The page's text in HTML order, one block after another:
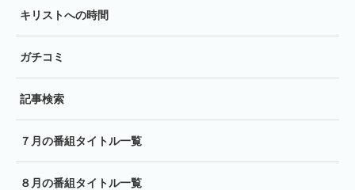
キリストへの時間
ガチコミ
記事検索
７月の番組タイトル一覧
８月の番組タイトル一覧